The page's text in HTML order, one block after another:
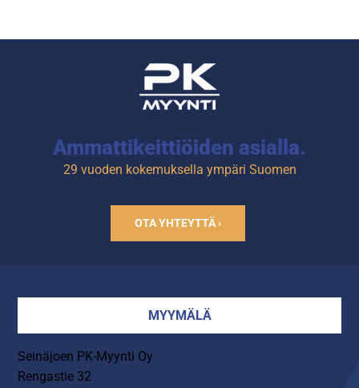
Ammattikeittiöiden asialla.
29 vuoden kokemuksella ympäri Suomen
OTA YHTEYTTÄ ›
MYYMÄLÄ
Seinäjoen PK-Myynti Oy
Rengastie 32